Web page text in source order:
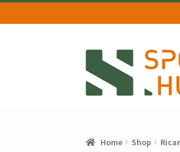
alla
navigazione
al
contenuto
Home Shop